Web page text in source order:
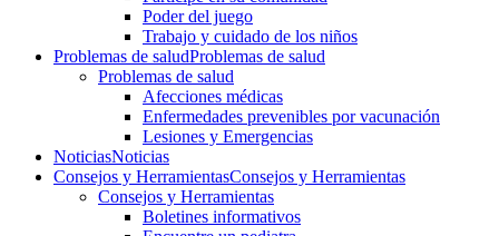
Poder del juego
Trabajo y cuidado de los niños
Problemas de saludProblemas de salud
Problemas de salud
Afecciones médicas
Enfermedades prevenibles por vacunación
Lesiones y Emergencias
NoticiasNoticias
Consejos y HerramientasConsejos y Herramientas
Consejos y Herramientas
Boletines informativos